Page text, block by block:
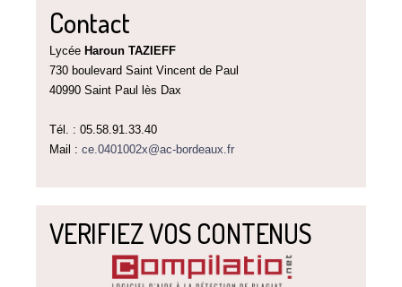
Contact
Lycée Haroun TAZIEFF
730 boulevard Saint Vincent de Paul
40990 Saint Paul lès Dax
Tél. : 05.58.91.33.40
Mail : ce.0401002x@ac-bordeaux.fr
VERIFIEZ VOS CONTENUS